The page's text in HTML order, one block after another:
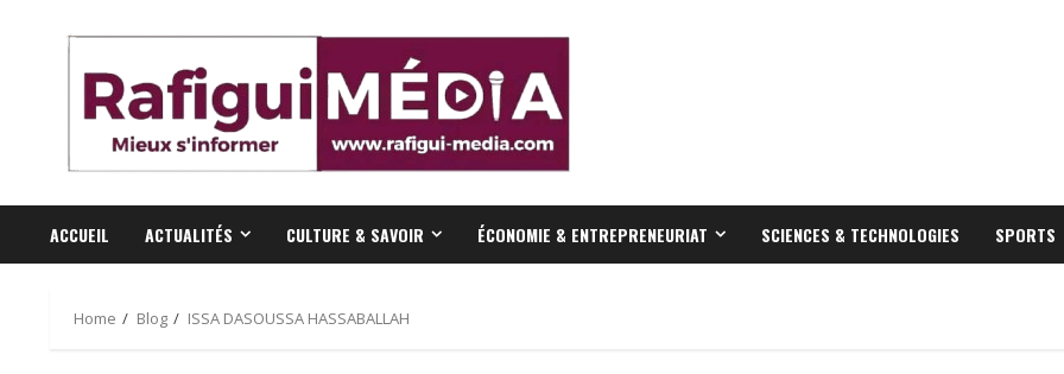
ACCUEIL ACTUALITÉS CULTURE & SAVOIR ÉCONOMIE & ENTREPRENEURIAT SCIENCES & TECHNOLOGIES SPORTS
Home Blog ISSA DASOUSSA HASSABALLAH